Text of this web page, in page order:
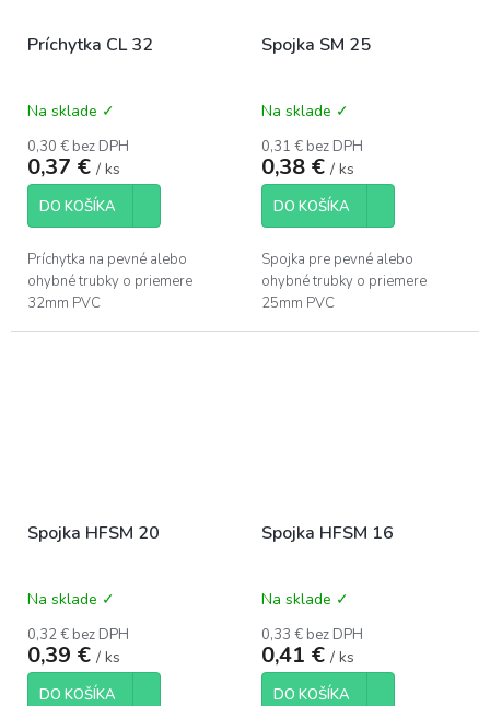
Príchytka CL 32
Na sklade ✓
0,30 € bez DPH
0,37 € / ks
DO KOŠÍKA
Príchytka na pevné alebo
ohybné trubky o priemere
32mm PVC
Spojka SM 25
Na sklade ✓
0,31 € bez DPH
0,38 € / ks
DO KOŠÍKA
Spojka pre pevné alebo
ohybné trubky o priemere
25mm PVC
Spojka HFSM 20
Na sklade ✓
0,32 € bez DPH
0,39 € / ks
DO KOŠÍKA
Spojka HFSM 16
Na sklade ✓
0,33 € bez DPH
0,41 € / ks
DO KOŠÍKA